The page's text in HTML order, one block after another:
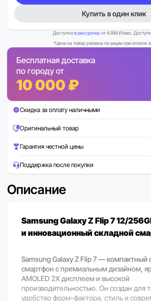
Купить в один клик
Доступнов рассрочкуот 4 999 ₽/мес.
*Цена на товар указана по акции при оплате
Бесплатная доставка
по городу от
10 000 ₽
Скидка за оплату наличными
Оригинальный товар
Гарантия честной цены
Поддержка после покупки
Описание
Samsung Galaxy Z Flip 7 12/
и инновационный складной
Samsung Galaxy Z Flip 7 — компактный
смартфон с премиальным дизайном,
AMOLED 2X дисплеем и высокой
производительностью. Он создан для
удобство форм-фактора, стиль и